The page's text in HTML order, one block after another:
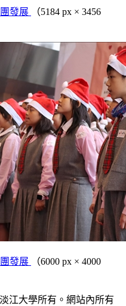
發展
（5184 px × 3456
發展
（6000 px × 4000
江大學所有。網站內所有